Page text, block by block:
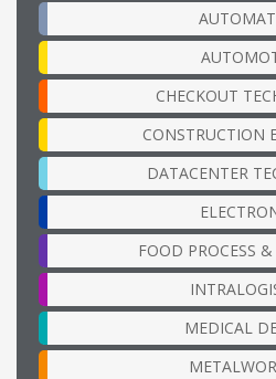
CHECKOUT
CONSTRUCTION
DATACENTER
FOOD PROCESS
MEDICAL